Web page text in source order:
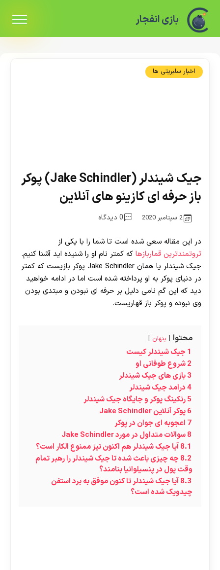
بازی انفجار
اخبار سلبریتی ها
جیک شیندلر (Jake Schindler) پوکر
باز حرفه ای کازینو های آنلاین
2 سپتامبر 2020 0 دیدگاه
در این مقاله سعی شده است تا شما را با یکی از
ثروتمندترین قماربازها که کمتر نام او را شنیده اید آشنا کنیم.
جیک شیندلر یا همان Jake Schindler پوکر بازیست که کمتر
در دنیای پوکر به او پرداخته شده است اما در ادامه خواهید
دید که این گم نامی دلیل بر حرفه ای نبودن و مبتدی بودن
وی نبوده و پوکر باز قهاریست.
محتوا پنهان
1 جیک شیندلر کیست
2شروع طوفانی او
3بازی های جیک شیندلر
4درامد جیک شیندلر
5رنکینگ پوکر و جایگاه جیک شیندلر
6پوکر آنلاین Jake Schindler
7 اعجوبه ای جوان در پوکر
8سوالات متداول در مورد Jake Schindler
8.1آیا جیک شیندلر هم اکنون نیز ممنوع الکار است؟
8.2 چه چیزی باعث شده تا جیک شیندلر را رهبر تمام
وقت پول در پنسیلوانیا بنامند؟
8.3آیا جیک شیندلر تا کنون موفق به برد استفن
چیدویک شده است؟